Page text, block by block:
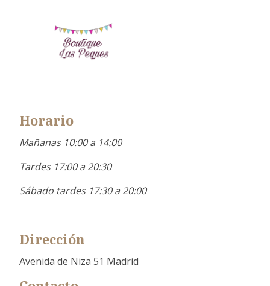
Horario
Mañanas 10:00 a 14:00
Tardes 17:00 a 20:30
Sábado tardes 17:30 a 20:00
Dirección
Avenida de Niza 51 Madrid